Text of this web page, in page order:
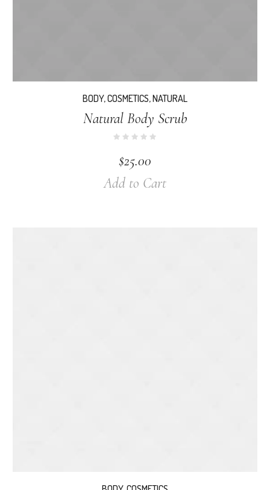
BODY,COSMETICS,NATURAL
Natural Body Scrub
$25.00
Add to Cart